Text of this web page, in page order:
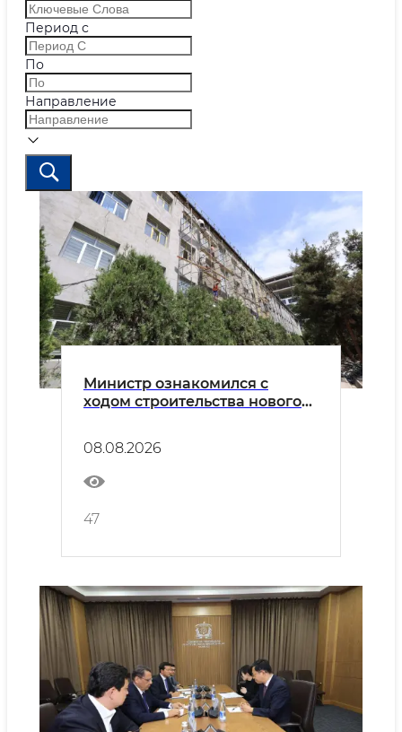
Период с
По
Направление
Министр ознакомился с
ходом строительства нового
08.08.2026
47